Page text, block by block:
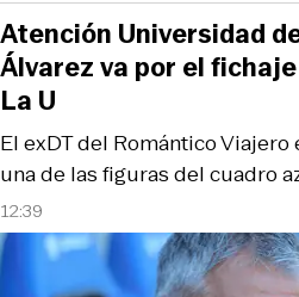
12:39
El exDT del Romántico
una de las figuras del cuadro
Atención Universidad
Álvarez va por el
La U